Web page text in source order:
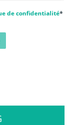
de confidentialité*